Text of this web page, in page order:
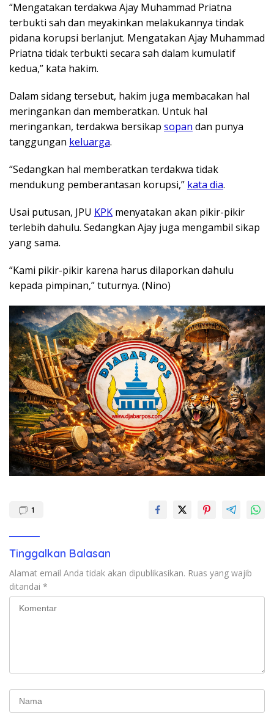
“Mengatakan terdakwa Ajay Muhammad Priatna
terbukti sah dan meyakinkan melakukannya tindak
pidana korupsi berlanjut. Mengatakan Ajay Muhammad
Priatna tidak terbukti secara sah dalam kumulatif
kedua,” kata hakim.
Dalam sidang tersebut, hakim juga membacakan hal
meringankan dan memberatkan. Untuk hal
meringankan, terdakwa bersikap sopan dan punya
tanggungan keluarga.
“Sedangkan hal memberatkan terdakwa tidak
mendukung pemberantasan korupsi,” kata dia.
Usai putusan, JPU KPK menyatakan akan pikir-pikir
terlebih dahulu. Sedangkan Ajay juga mengambil sikap
yang sama.
“Kami pikir-pikir karena harus dilaporkan dahulu
kepada pimpinan,” tuturnya. (Nino)
1
Tinggalkan Balasan
Alamat email Anda tidak akan dipublikasikan. Ruas yang wajib
ditandai *